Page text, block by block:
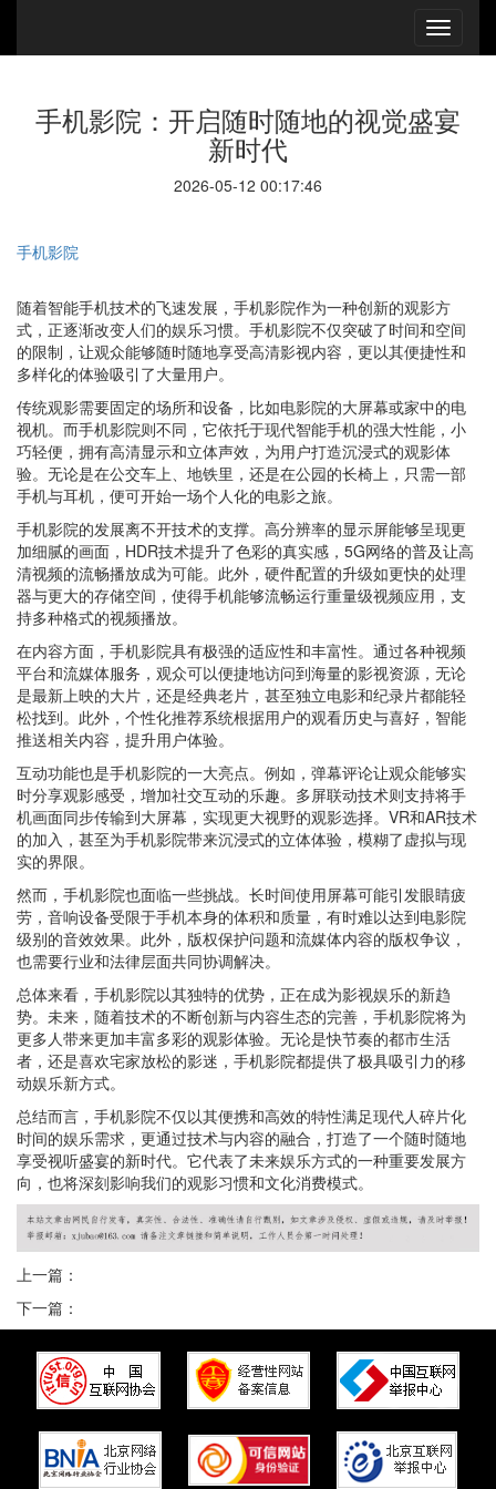
手机影院：开启随时随地的视觉盛宴
新时代
2026-05-12 00:17:46
手机影院
随着智能手机技术的飞速发展，手机影院作为一种创新的观影方
式，正逐渐改变人们的娱乐习惯。手机影院不仅突破了时间和空间
的限制，让观众能够随时随地享受高清影视内容，更以其便捷性和
多样化的体验吸引了大量用户。
传统观影需要固定的场所和设备，比如电影院的大屏幕或家中的电
视机。而手机影院则不同，它依托于现代智能手机的强大性能，小
巧轻便，拥有高清显示和立体声效，为用户打造沉浸式的观影体
验。无论是在公交车上、地铁里，还是在公园的长椅上，只需一部
手机与耳机，便可开始一场个人化的电影之旅。
手机影院的发展离不开技术的支撑。高分辨率的显示屏能够呈现更
加细腻的画面，HDR技术提升了色彩的真实感，5G网络的普及让高
清视频的流畅播放成为可能。此外，硬件配置的升级如更快的处理
器与更大的存储空间，使得手机能够流畅运行重量级视频应用，支
持多种格式的视频播放。
在内容方面，手机影院具有极强的适应性和丰富性。通过各种视频
平台和流媒体服务，观众可以便捷地访问到海量的影视资源，无论
是最新上映的大片，还是经典老片，甚至独立电影和纪录片都能轻
松找到。此外，个性化推荐系统根据用户的观看历史与喜好，智能
推送相关内容，提升用户体验。
互动功能也是手机影院的一大亮点。例如，弹幕评论让观众能够实
时分享观影感受，增加社交互动的乐趣。多屏联动技术则支持将手
机画面同步传输到大屏幕，实现更大视野的观影选择。VR和AR技术
的加入，甚至为手机影院带来沉浸式的立体体验，模糊了虚拟与现
实的界限。
然而，手机影院也面临一些挑战。长时间使用屏幕可能引发眼睛疲
劳，音响设备受限于手机本身的体积和质量，有时难以达到电影院
级别的音效效果。此外，版权保护问题和流媒体内容的版权争议，
也需要行业和法律层面共同协调解决。
总体来看，手机影院以其独特的优势，正在成为影视娱乐的新趋
势。未来，随着技术的不断创新与内容生态的完善，手机影院将为
更多人带来更加丰富多彩的观影体验。无论是快节奏的都市生活
者，还是喜欢宅家放松的影迷，手机影院都提供了极具吸引力的移
动娱乐新方式。
总结而言，手机影院不仅以其便携和高效的特性满足现代人碎片化
时间的娱乐需求，更通过技术与内容的融合，打造了一个随时随地
享受视听盛宴的新时代。它代表了未来娱乐方式的一种重要发展方
向，也将深刻影响我们的观影习惯和文化消费模式。
上一篇：
下一篇：